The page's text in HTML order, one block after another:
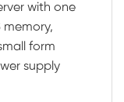
with one
memory,
form
supply